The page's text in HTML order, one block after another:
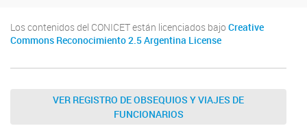
Los contenidos del CONICET están licenciados bajo Creative
Commons Reconocimiento 2.5 Argentina License
VER REGISTRO DE OBSEQUIOS Y VIAJES DE
FUNCIONARIOS